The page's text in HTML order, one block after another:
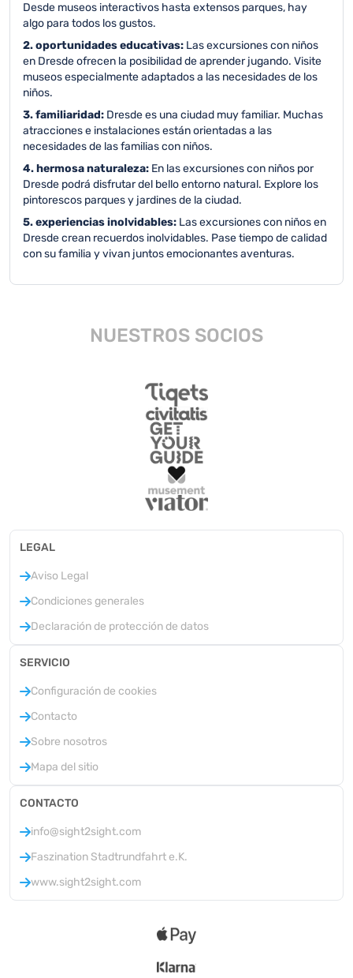
Desde museos interactivos hasta extensos parques, hay
algo para todos los gustos.
2. oportunidades educativas: Las excursiones con niños
en Dresde ofrecen la posibilidad de aprender jugando. Visite
museos especialmente adaptados a las necesidades de los
niños.
3. familiaridad: Dresde es una ciudad muy familiar. Muchas
atracciones e instalaciones están orientadas a las
necesidades de las familias con niños.
4. hermosa naturaleza: En las excursiones con niños por
Dresde podrá disfrutar del bello entorno natural. Explore los
pintorescos parques y jardines de la ciudad.
5. experiencias inolvidables: Las excursiones con niños en
Dresde crean recuerdos inolvidables. Pase tiempo de calidad
con su familia y vivan juntos emocionantes aventuras.
NUESTROS SOCIOS
LEGAL
Aviso Legal
Condiciones generales
Declaración de protección de datos
SERVICIO
Configuración de cookies
Contacto
Sobre nosotros
Mapa del sitio
CONTACTO
info@sight2sight.com
Faszination Stadtrundfahrt e.K.
www.sight2sight.com